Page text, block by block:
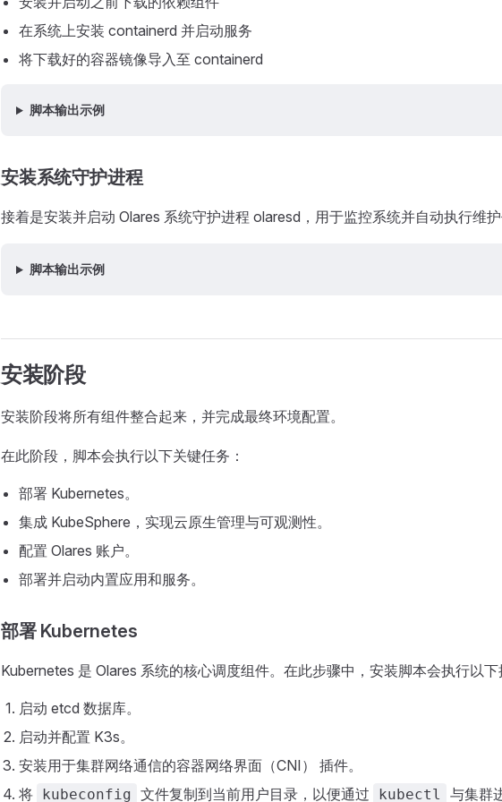
在系统上安装 containerd 并启动服务
将下载好的容器镜像导入至 containerd
脚本输出示例
安装系统守护进程
接着是安装并启动 Olares 系统守护进程 olaresd，用于监控系统并自动执行维
脚本输出示例
安装阶段
安装阶段将所有组件整合起来，并完成最终环境配置。
在此阶段，脚本会执行以下关键任务：
部署 Kubernetes。
集成 KubeSphere，实现云原生管理与可观测性。
配置 Olares 账户。
部署并启动内置应用和服务。
部署 Kubernetes
Kubernetes 是 Olares 系统的核心调度组件。在此步骤中，安装脚本会执行以
启动 etcd 数据库。
启动并配置 K3s。
安装用于集群网络通信的容器网络界面（CNI） 插件。
将
kubeconfig 文件复制到当前用户目录，以便通过 kubectl 与集群